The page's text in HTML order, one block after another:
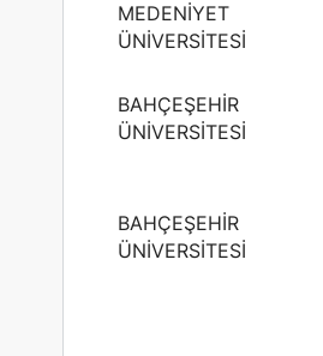
MEDENİYET
ÜNİVERSİTESİ
BAHÇEŞEHİR
ÜNİVERSİTESİ
BAHÇEŞEHİR
ÜNİVERSİTESİ